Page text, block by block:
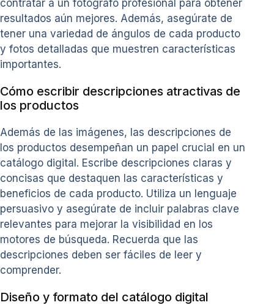
contratar a un fotógrafo profesional para obtener
resultados aún mejores. Además, asegúrate de
tener una variedad de ángulos de cada producto
y fotos detalladas que muestren características
importantes.
Cómo escribir descripciones atractivas de
los productos
Además de las imágenes, las descripciones de
los productos desempeñan un papel crucial en un
catálogo digital. Escribe descripciones claras y
concisas que destaquen las características y
beneficios de cada producto. Utiliza un lenguaje
persuasivo y asegúrate de incluir palabras clave
relevantes para mejorar la visibilidad en los
motores de búsqueda. Recuerda que las
descripciones deben ser fáciles de leer y
comprender.
Diseño y formato del catálogo digital